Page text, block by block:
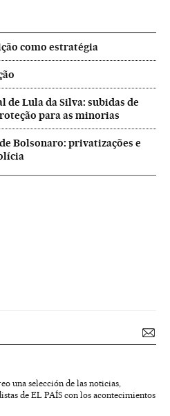
como estratégia
de Lula da Silva: subidas de
para as minorias
Bolsonaro: privatizações e
una selección de las noticias,
de EL PAÍS con los acontecimientos